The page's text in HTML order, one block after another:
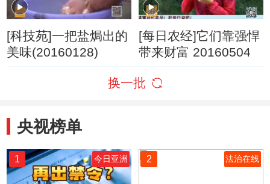
[科技苑]一把盐焗出的
美味(20160128)
[每日农经]它们靠强悍
带来财富 20160504
换一批
央视榜单
1 今日亚洲 2 法治在线